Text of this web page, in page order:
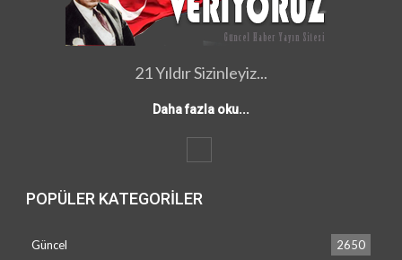
21 Yıldır Sizinleyiz...
Daha fazla oku...
POPÜLER KATEGORILER
Güncel 2650